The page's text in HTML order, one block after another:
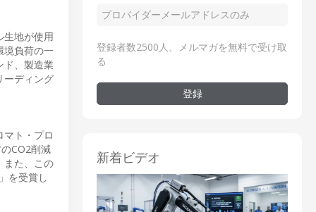
生地が使用
境負荷の一
ド、製造業
ーディング
ト・プロ
CO2削減
また、この
を受賞し
登録者数2500人、メルマガを無料で受け取
る
登録
新着ビデオ